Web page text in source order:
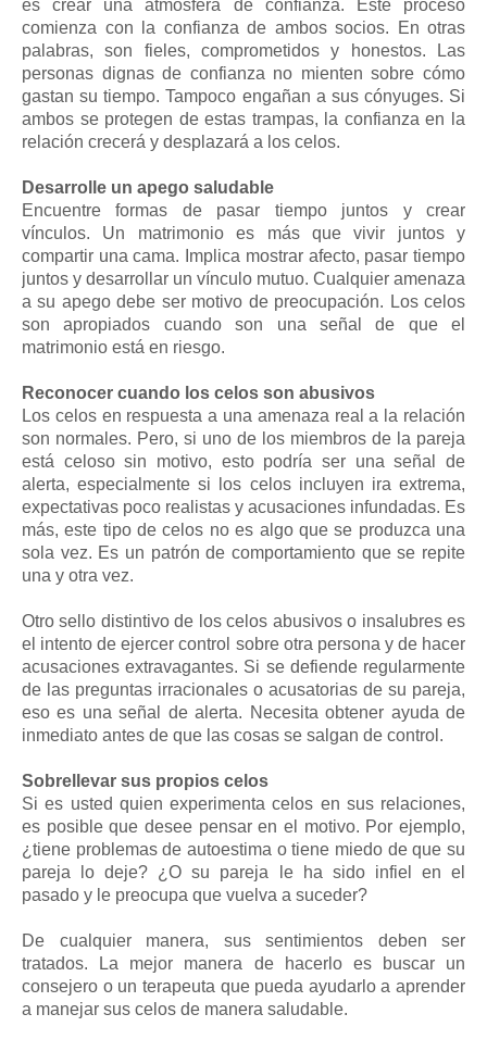
es crear una atmósfera de confianza. Este proceso
comienza con la confianza de ambos socios. En otras
palabras, son fieles, comprometidos y honestos. Las
personas dignas de confianza no mienten sobre cómo
gastan su tiempo. Tampoco engañan a sus cónyuges. Si
ambos se protegen de estas trampas, la confianza en la
relación crecerá y desplazará a los celos.
Desarrolle un apego saludable
Encuentre formas de pasar tiempo juntos y crear
vínculos. Un matrimonio es más que vivir juntos y
compartir una cama. Implica mostrar afecto, pasar tiempo
juntos y desarrollar un vínculo mutuo. Cualquier amenaza
a su apego debe ser motivo de preocupación. Los celos
son apropiados cuando son una señal de que el
matrimonio está en riesgo.
Reconocer cuando los celos son abusivos
Los celos en respuesta a una amenaza real a la relación
son normales. Pero, si uno de los miembros de la pareja
está celoso sin motivo, esto podría ser una señal de
alerta, especialmente si los celos incluyen ira extrema,
expectativas poco realistas y acusaciones infundadas. Es
más, este tipo de celos no es algo que se produzca una
sola vez. Es un patrón de comportamiento que se repite
una y otra vez.
Otro sello distintivo de los celos abusivos o insalubres es
el intento de ejercer control sobre otra persona y de hacer
acusaciones extravagantes. Si se defiende regularmente
de las preguntas irracionales o acusatorias de su pareja,
eso es una señal de alerta. Necesita obtener ayuda de
inmediato antes de que las cosas se salgan de control.
Sobrellevar sus propios celos
Si es usted quien experimenta celos en sus relaciones,
es posible que desee pensar en el motivo. Por ejemplo,
¿tiene problemas de autoestima o tiene miedo de que su
pareja lo deje? ¿O su pareja le ha sido infiel en el
pasado y le preocupa que vuelva a suceder?
De cualquier manera, sus sentimientos deben ser
tratados. La mejor manera de hacerlo es buscar un
consejero o un terapeuta que pueda ayudarlo a aprender
a manejar sus celos de manera saludable.